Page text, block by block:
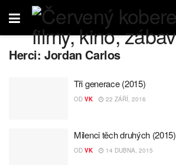
Herci:Jordan Carlos
Tři generace (2015)
OD VK 22 ZÁŘÍ, 2016
Milenci těch druhých (2015)
OD VK 14 DUBNA, 2015